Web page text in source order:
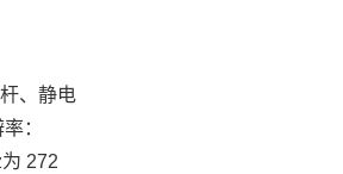
、静电
：
272